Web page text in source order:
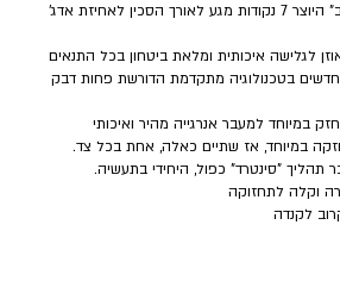
חידוש עולמי של "ליב" היוצר 7 נקודות מגע לאורך הסכין לאחיזת אדג'
לגלישה איכותית ומלאת ביטחון בכל התנאים
בטכנולוגיה מתקדמת הדורשת פחות דבק
במיוחד למעבר אנרגייה מהיר ואיכותי
במיוחד, אז שתיים כאלה, אחת בכל צד.
תהליך "סינטרד" כפול, היחידי בתעשיה.
וקלה לתחזוקה
לקנדה